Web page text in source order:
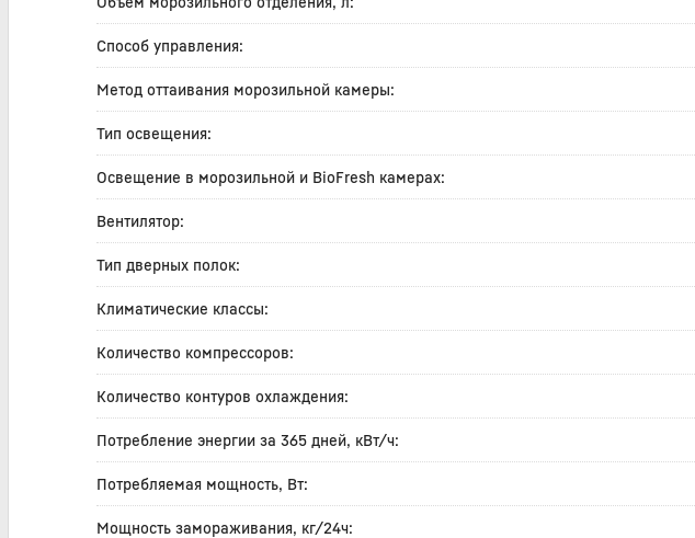
Способ управления:
Метод оттаивания морозильной камеры:
Тип освещения:
Освещение в морозильной и BioFresh камерах:
Вентилятор:
Тип дверных полок:
Климатические классы:
Количество компрессоров:
Количество контуров охлаждения:
Потребление энергии за 365 дней, кВт/ч:
Потребляемая мощность, Вт:
Мощность замораживания, кг/24ч: